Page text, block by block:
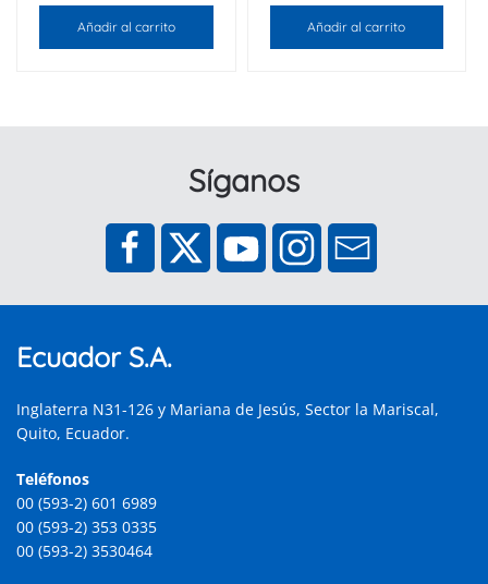
Añadir al carrito Añadir al carrito
Síganos
Ecuador S.A.
Inglaterra N31-126 y Mariana de Jesús, Sector la Mariscal,
Quito, Ecuador.
Teléfonos
00 (593-2) 601 6989
00 (593-2) 353 0335
00 (593-2) 3530464